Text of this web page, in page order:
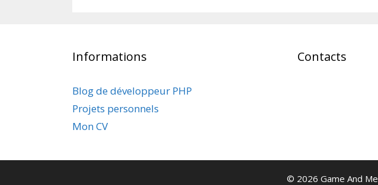
Informations
Blog de développeur PHP
Projets personnels
Mon CV
Contacts
© 2026 Game And Me